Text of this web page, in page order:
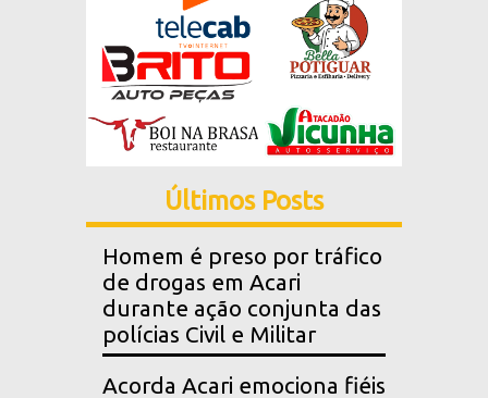
Últimos Posts
Homem é preso por tráfico
de drogas em Acari
durante ação conjunta das
polícias Civil e Militar
Acorda Acari emociona fiéis